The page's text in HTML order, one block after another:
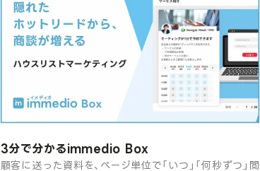
3分で分かるimmedio Box
顧客に送った資料を、ページ単位で「いつ」「何秒ずつ」閲